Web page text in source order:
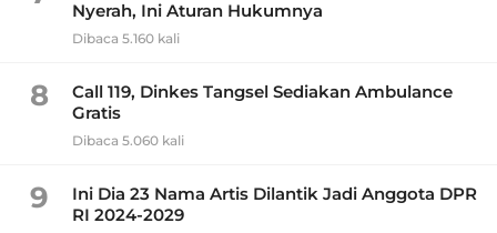
Nyerah, Ini Aturan Hukumnya
Dibaca 5.160 kali
8
Call 119, Dinkes Tangsel Sediakan Ambulance
Gratis
Dibaca 5.060 kali
9
Ini Dia 23 Nama Artis Dilantik Jadi Anggota DPR
RI 2024-2029